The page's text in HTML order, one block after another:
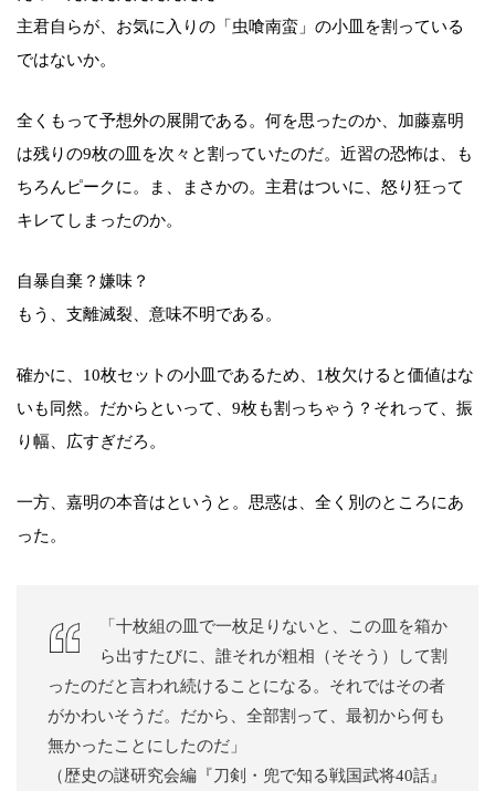
主君自らが、お気に入りの「虫喰南蛮」の小皿を割っている
ではないか。
全くもって予想外の展開である。何を思ったのか、加藤嘉明
は残りの9枚の皿を次々と割っていたのだ。近習の恐怖は、も
ちろんピークに。ま、まさかの。主君はついに、怒り狂って
キレてしまったのか。
自暴自棄？嫌味？
もう、支離滅裂、意味不明である。
確かに、10枚セットの小皿であるため、1枚欠けると価値はな
いも同然。だからといって、9枚も割っちゃう？それって、振
り幅、広すぎだろ。
一方、嘉明の本音はというと。思惑は、全く別のところにあ
った。
「十枚組の皿で一枚足りないと、この皿を箱か
ら出すたびに、誰それが粗相（そそう）して割
ったのだと言われ続けることになる。それではその者
がかわいそうだ。だから、全部割って、最初から何も
無かったことにしたのだ」
（歴史の謎研究会編『刀剣・兜で知る戦国武将40話』